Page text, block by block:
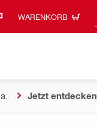
WARENKORB
Jetzt entdecken